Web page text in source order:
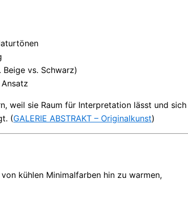
vs. Schwarz)
weil sie Raum für Interpretation lässt und sich
(GALERIE ABSTRAKT – Originalkunst)
kühlen Minimalfarben hin zu warmen,